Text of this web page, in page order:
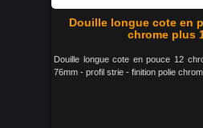
Douille longue cote en
chrome plus
Douille longue cote en pouce 12
76mm - profil strie - finition polie